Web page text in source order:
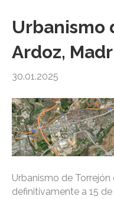
Urbanismo
Ardoz,
30.01.2025
Urbanismo de
definitivamente a 15